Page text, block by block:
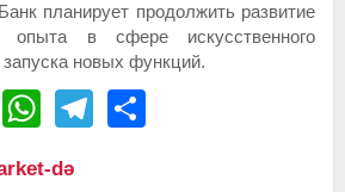
планирует продолжить развитие
опыта в сфере искусственного
запуска новых функций.
WhatsAppTelegram
də